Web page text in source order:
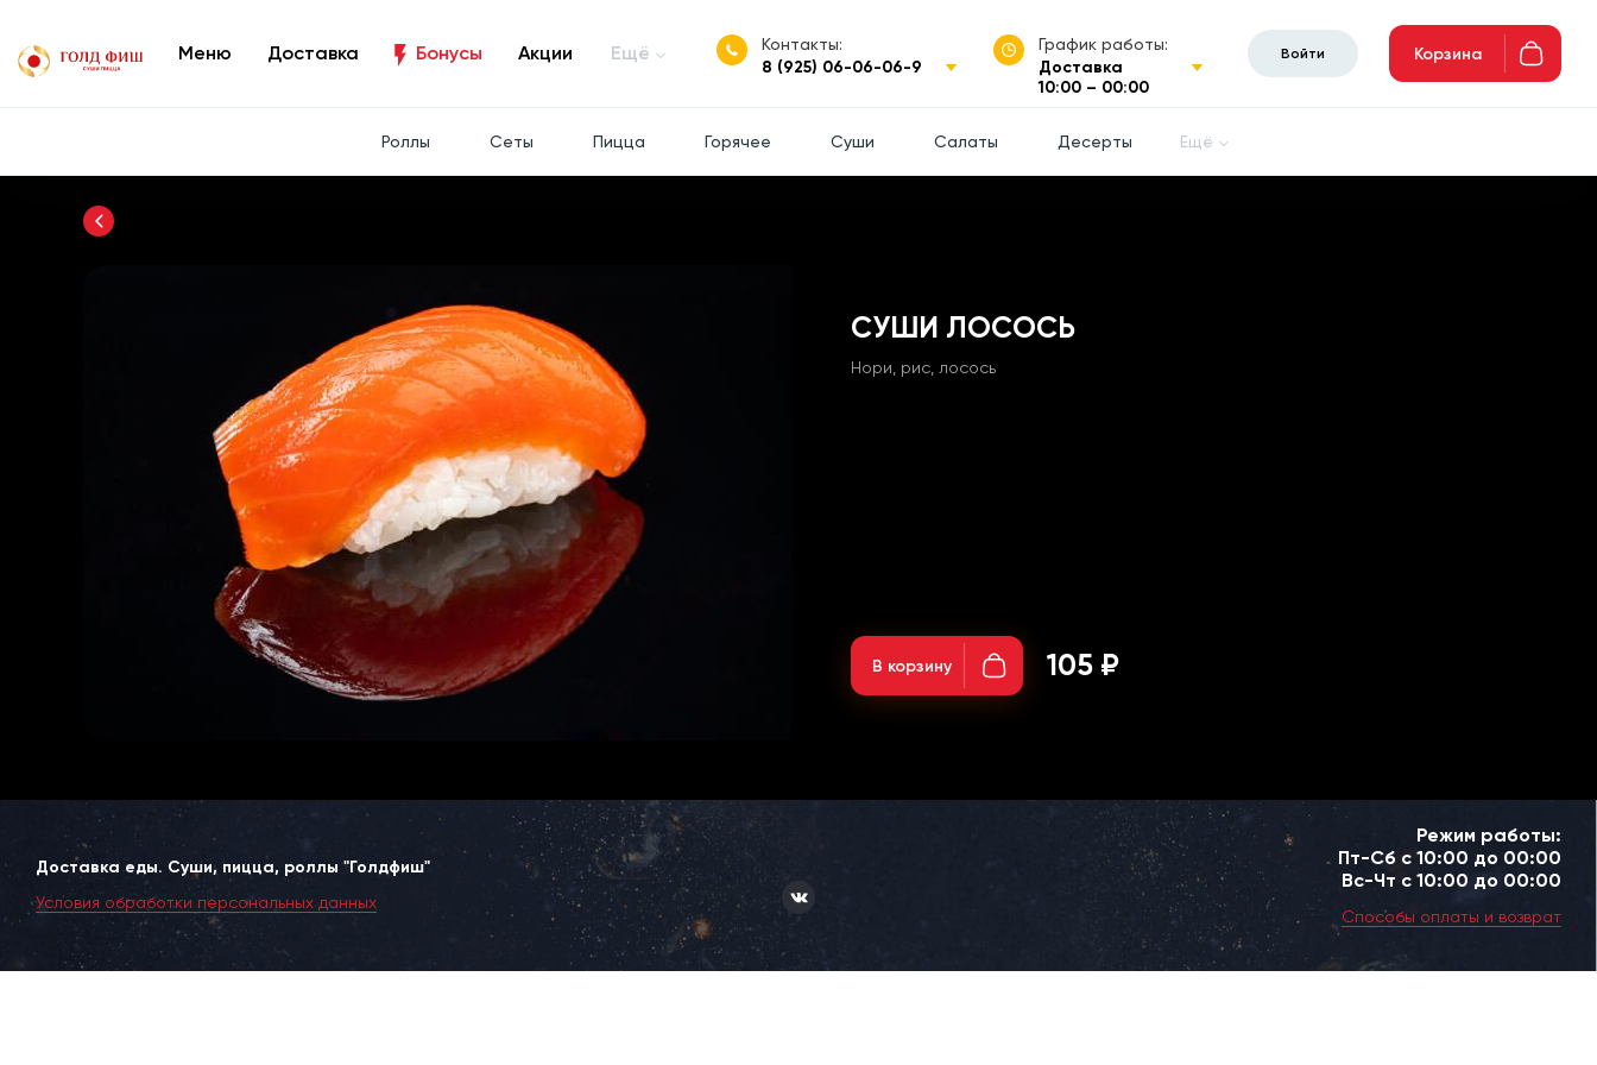
Контакты:
8 (925) 06-06-06-9
График работы:
Доставка
10:00 – 00:00
Меню Доставка Бонусы Акции Ещё Войти Корзина
Роллы Сеты Пицца Горячее Суши Салаты Десерты Ещё
СУШИ ЛОСОСЬ
Нори, рис, лосось
В корзину 105 ₽
Доставка еды. Суши, пицца, роллы "Голдфиш"
Условия обработки персональных данных
Режим работы:
Пт-Сб с 10:00 до 00:00
Вс-Чт с 10:00 до 00:00
Способы оплаты и возврат